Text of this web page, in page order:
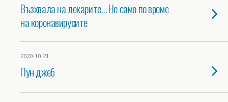
Възхвала на лекарите… Не само по време
на коронавирусите
2020-10-21
Пун джеб